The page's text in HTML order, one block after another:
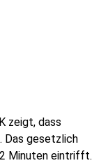
zeigt, dass
Das gesetzlich
Minuten eintrifft.